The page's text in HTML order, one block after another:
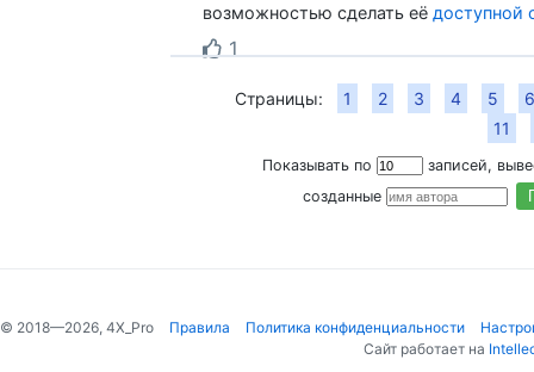
возможностью сделать её доступной
1
Страницы: 1 2 3 4 5
6
11
Показывать по
записей,
созданные
© 2018—2026, 4X_Pro Правила Политика конфиденциальности
Сайт работает на